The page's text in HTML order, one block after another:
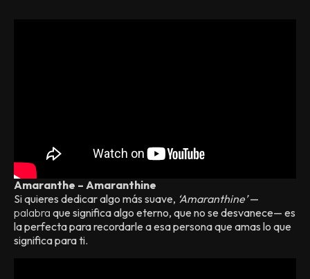
Amaranthe – Amaranthine
Si quieres dedicar algo más suave, ‘Amaranthine’ —
palabra que significa algo eterno, que no se desvanece— es
la perfecta para recordarle a esa persona que amas lo que
significa para ti.